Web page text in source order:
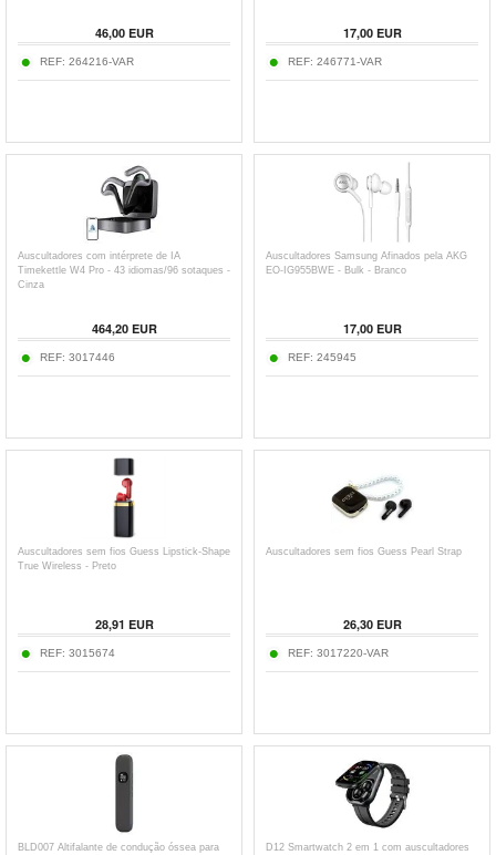
46,00EUR
REF: 264216-VAR
17,00EUR
REF: 246771-VAR
Auscultadores com intérprete de IA
Timekettle W4 Pro - 43 idiomas/96 sotaques -
Cinza
464,20EUR
REF: 3017446
Auscultadores Samsung Afinados pela AKG
EO-IG955BWE - Bulk - Branco
17,00EUR
REF: 245945
Auscultadores sem fios Guess Lipstick-Shape
True Wireless - Preto
28,91 EUR
REF: 3015674
Auscultadores sem fios Guess Pearl Strap
26,30EUR
REF: 3017220-VAR
BLD007 Altifalante de condução óssea para
D12 Smartwatch 2 em 1 com auscultadores